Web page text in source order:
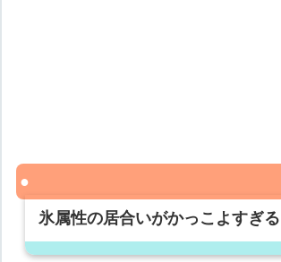
氷属性の居合いがかっこよすぎる